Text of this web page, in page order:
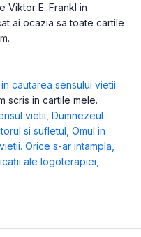
Viktor E. Frankl in
ai ocazia sa toate cartile
cautarea sensului vietii.
scris in cartile mele.
vietii Dumnezeul
si sufletul Omul in
Orice s-ar intampla
ale logoterapiei